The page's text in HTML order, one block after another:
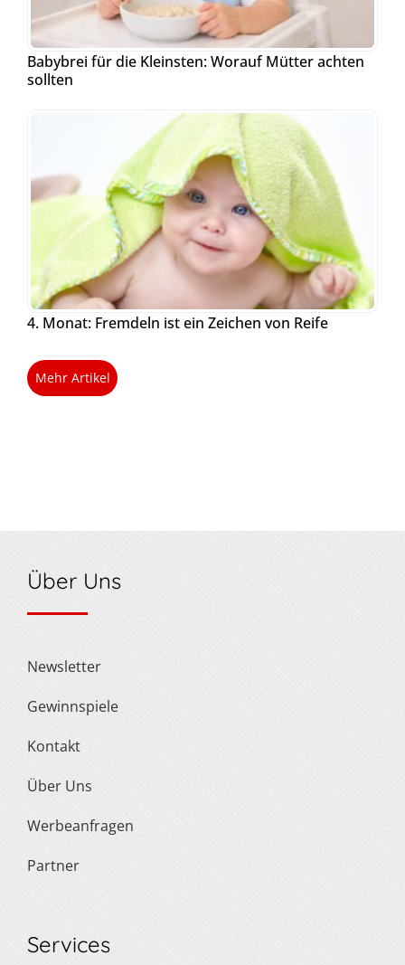
Babybrei für die Kleinsten: Worauf Mütter achten
sollten
4. Monat: Fremdeln ist ein Zeichen von Reife
Mehr Artikel
Über Uns
Newsletter
Gewinnspiele
Kontakt
Über Uns
Werbeanfragen
Partner
Services